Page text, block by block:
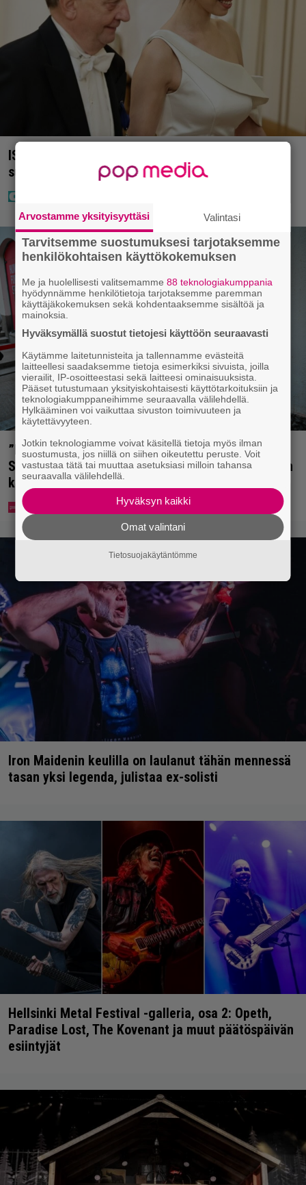
IS: Hjalliksen ja Jasminen häissä suomalainen
supertähti
”Mitä isompi vehje, sen paremmin kulkee” –
Susanna Penttilä suuntasi Bangbussinsa Helsingin
keskustaan
Iron Maidenin keulilla on laulanut tähän mennessä
tasan yksi legenda, julistaa ex-solisti
Hellsinki Metal Festival -galleria, osa 2: Opeth,
Paradise Lost, The Kovenant ja muut päätöspäivän
esiintyjät
Arvostamme yksityisyyttäsi Valintasi
Tarvitsemme suostumuksesi tarjotaksemme
henkilökohtaisen käyttökokemuksen
Me ja huolellisesti valitsemamme88 teknologiakumppania
hyödynnämme henkilötietoja tarjotaksemme paremman
käyttäjäkokemuksen sekä kohdentaaksemme sisältöä ja
mainoksia.
Hyväksymällä suostut tietojesi käyttöön seuraavasti
Käytämme laitetunnisteita ja tallennamme evästeitä
laitteellesi saadaksemme tietoja esimerkiksi sivuista, joilla
vierailit, IP-osoitteestasi sekä laitteesi ominaisuuksista.
Pääset tutustumaan yksityiskohtaisesti käyttötarkoituksiin ja
teknologiakumppaneihimme seuraavalla välilehdellä.
Hylkääminen voi vaikuttaa sivuston toimivuuteen ja
käytettävyyteen.
Jotkin teknologiamme voivat käsitellä tietoja myös ilman
suostumusta, jos niillä on siihen oikeutettu peruste. Voit
vastustaa tätä tai muuttaa asetuksiasi milloin tahansa
seuraavalla välilehdellä.
Hyväksyn kaikki
Omat valintani
Tietosuojakäytäntömme